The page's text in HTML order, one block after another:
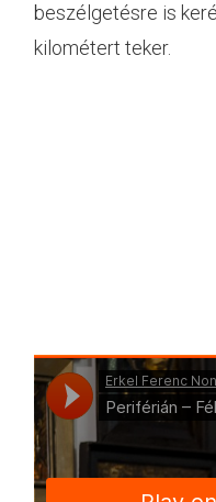
beszélgetésre is
kilométert teker.